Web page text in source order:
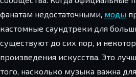
фанатам недостаточными, моды
кастомные саундтреки для
существуют до сих пор, и
произведения искусства. Это
того, насколько музыка важна